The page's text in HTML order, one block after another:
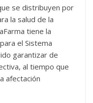
se distribuyen por
la salud de la
tiene la
el Sistema
garantizar de
al tiempo que
afectación